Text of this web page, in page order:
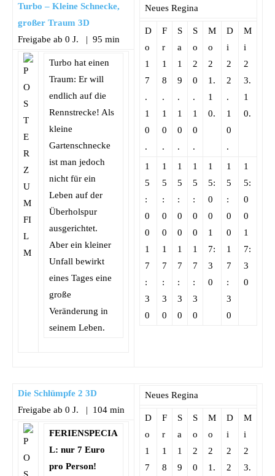
Turbo – Kleine Schnecke,
großer Traum 3D
Freigabe ab 0 J. | 95 min
Neues Regina
D
o
1
7
.
1
0
.
F
r
1
8
.
1
0
.
S
a
1
9
.
1
0
.
S
o
2
0
.
1
0
.
M
o
2
1.
1
0.
D
i
2
2
.
1
0
.
M
i
2
3.
1
0.
1
5
:
0
0
1
7
:
3
0
1
5
:
0
0
1
7
:
3
0
1
5
:
0
0
1
7
:
3
0
1
5
:
0
0
1
7
:
3
0
1
5:
0
0
1
7:
3
0
1
5
:
0
0
1
7
:
3
0
1
5:
0
0
1
7:
3
0
Turbo hat einen
Traum: Er will
endlich auf die
Rennstrecke! Als
kleine
Gartenschnecke
ist man jedoch
nicht für ein
Leben auf der
Überholspur
ausgerichtet.
Aber ein kleiner
Unfall bewirkt
eines Tages eine
große
Veränderung in
seinem Leben.
Die Schlümpfe 2 3D
Freigabe ab 0 J. | 104 min
Neues Regina
D
o
1
7
F
r
1
8
S
a
1
9
S
o
2
0
M
o
2
1.
D
i
2
2
M
i
2
3.
FERIENSPECIA
L: nur 7 Euro
pro Person!